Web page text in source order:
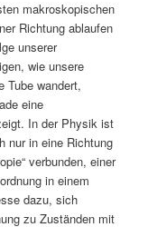
makroskopischen
Richtung ablaufen
unserer
wie unsere
Tube wandert,
eine
In der Physik ist
nur in eine Richtung
verbunden, einer
in einem
dazu, sich
zu Zuständen mit